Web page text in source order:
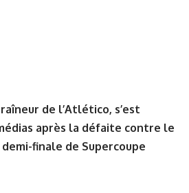
de l’Atlético, s’est
après la défaite contre le
demi-finale de Supercoupe